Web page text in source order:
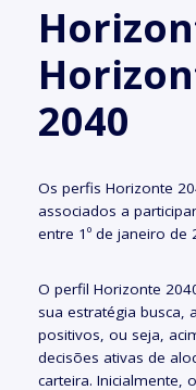
2040
Os perfis Horizonte
associados a
entre 1º de janeiro de
O perfil Horizonte
sua estratégia
positivos, ou seja,
decisões ativas de
carteira. Inicialmente,